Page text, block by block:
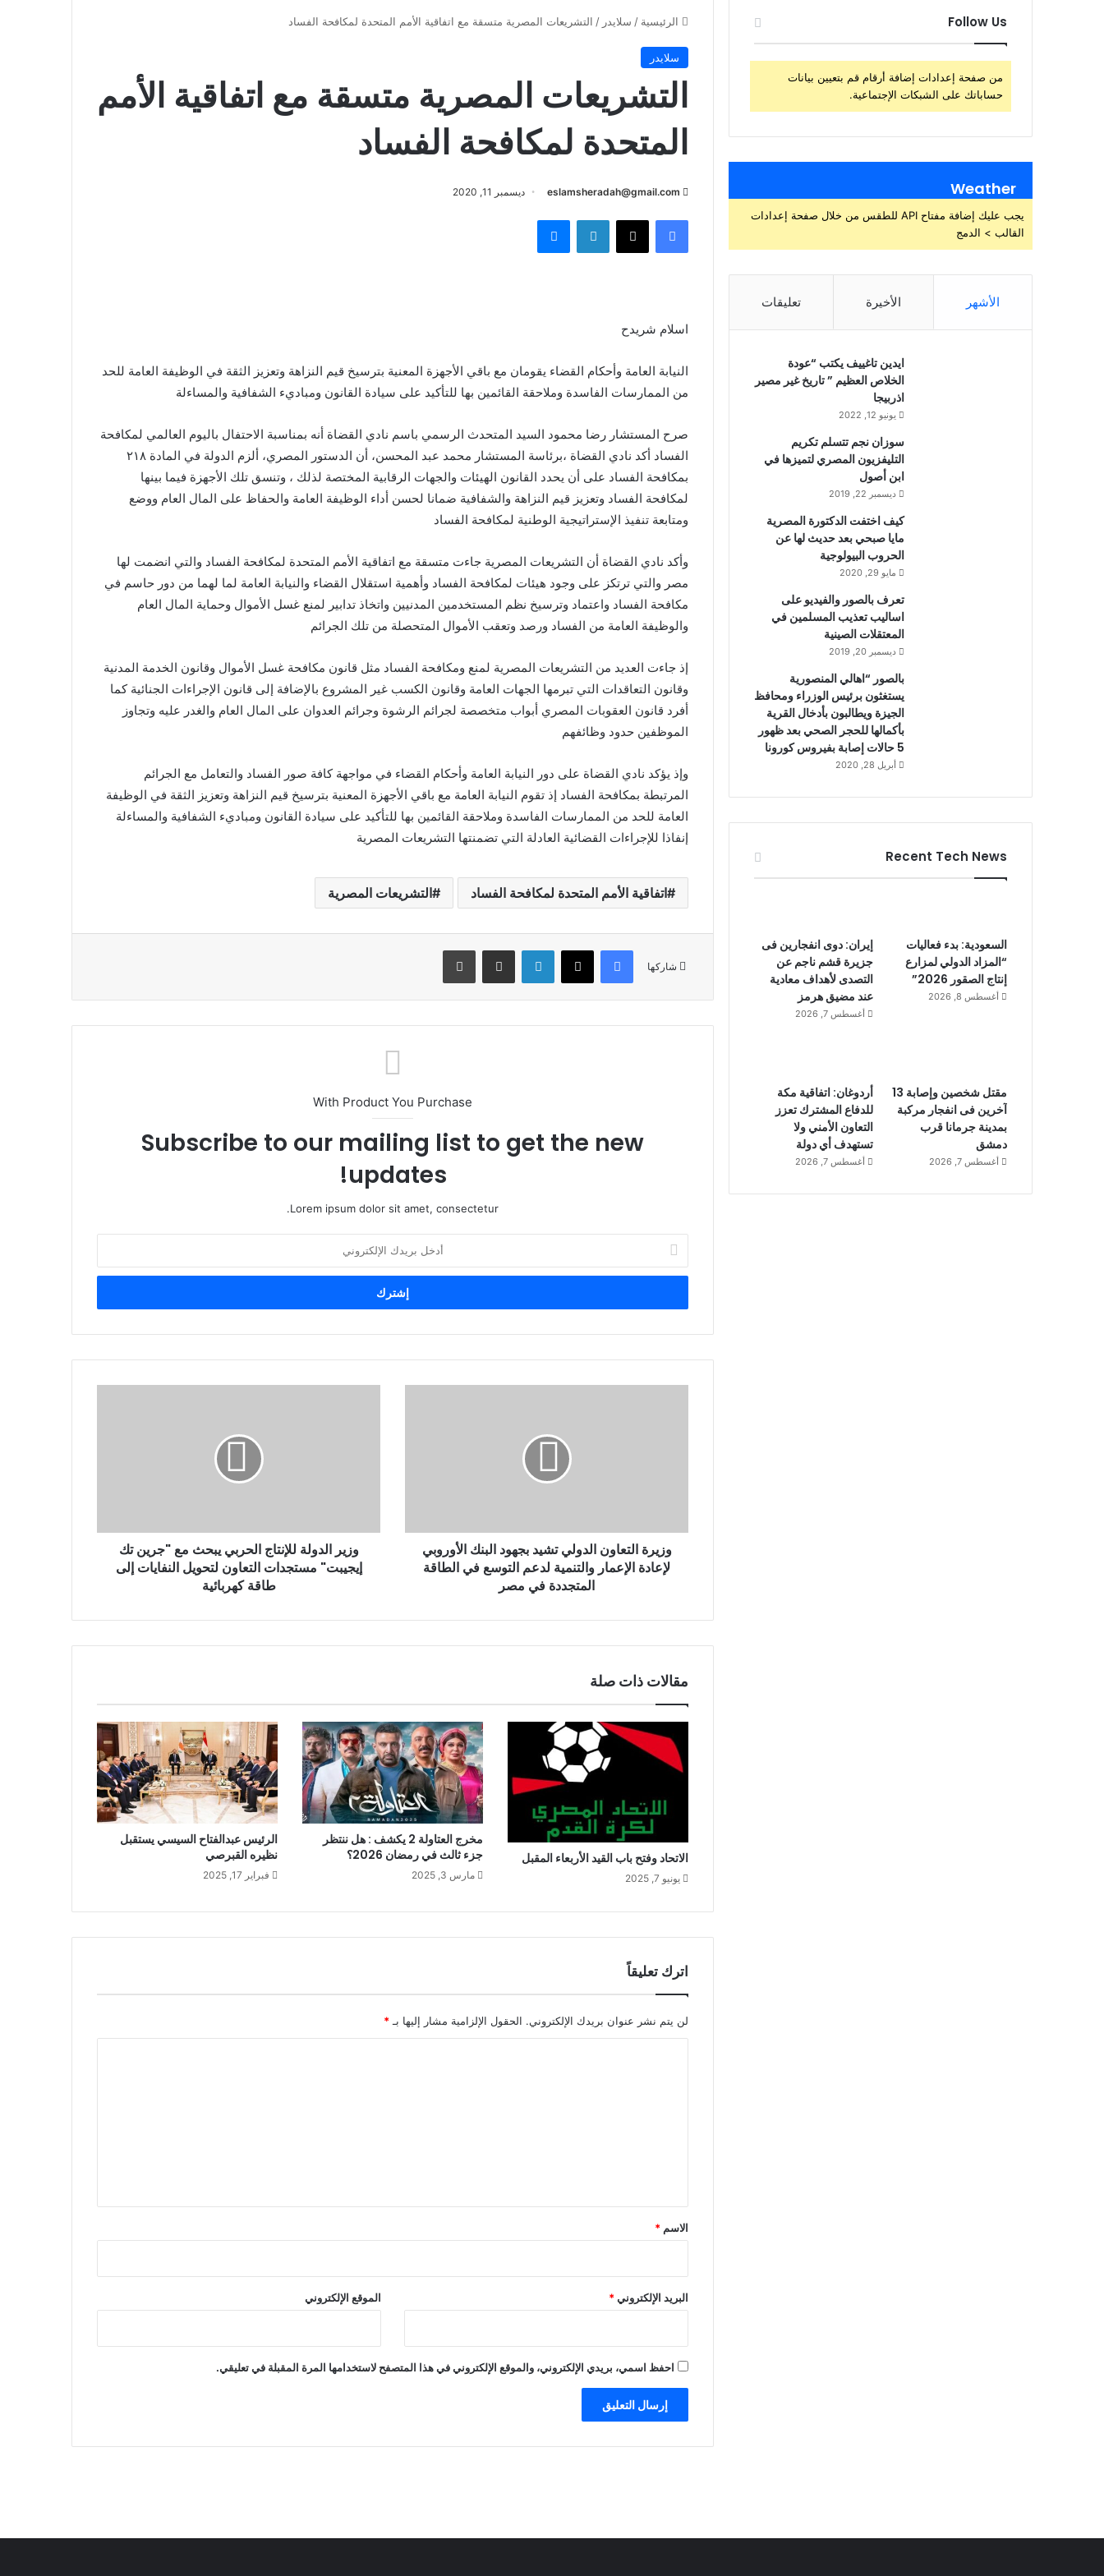
الرئيسية / سلايدر / التشريعات المصرية متسقة مع اتفاقية الأمم المتحدة لمكافحة الفساد
سلايدر
التشريعات المصرية متسقة مع اتفاقية الأمم
المتحدة لمكافحة الفساد
eslamsheradah@gmail.com ديسمبر 11, 2020
فيسبوك لينكدإن
اسلام شريدح
النيابة العامة وأحكام القضاء يقومان مع باقي الأجهزة المعنية بترسيخ قيم النزاهة وتعزيز الثقة في الوظيفة العامة للحد
من الممارسات الفاسدة وملاحقة القائمين بها للتأكيد على سيادة القانون ومباديء الشفافية والمساءلة
صرح المستشار رضا محمود السيد المتحدث الرسمي باسم نادي القضاة أنه بمناسبة الاحتفال باليوم العالمي لمكافحة
الفساد أكد نادي القضاة ،برئاسة المستشار محمد عبد المحسن، أن الدستور المصري، ألزم الدولة في المادة ٢١٨
بمكافحة الفساد على أن يحدد القانون الهيئات والجهات الرقابية المختصة لذلك ، وتنسق تلك الأجهزة فيما بينها
لمكافحة الفساد وتعزيز قيم النزاهة والشفافية ضمانا لحسن أداء الوظيفة العامة والحفاظ على المال العام ووضع
ومتابعة تنفيذ الإستراتيجية الوطنية لمكافحة الفساد
وأكد نادي القضاة أن التشريعات المصرية جاءت متسقة مع اتفاقية الأمم المتحدة لمكافحة الفساد والتي انضمت لها
مصر والتي ترتكز على وجود هيئات لمكافحة الفساد وأهمية استقلال القضاء والنيابة العامة لما لهما من دور حاسم في
مكافحة الفساد واعتماد وترسيخ نظم المستخدمين المدنيين واتخاذ تدابير لمنع غسل الأموال وحماية المال العام
والوظيفة العامة من الفساد ورصد وتعقب الأموال المتحصلة من تلك الجرائم
إذ جاءت العديد من التشريعات المصرية لمنع ومكافحة الفساد مثل قانون مكافحة غسل الأموال وقانون الخدمة المدنية
وقانون التعاقدات التي تبرمها الجهات العامة وقانون الكسب غير المشروع بالإضافة إلى قانون الإجراءات الجنائية كما
أفرد قانون العقوبات المصري أبواب متخصصة لجرائم الرشوة وجرائم العدوان على المال العام والغدر عليه وتجاوز
الموظفين حدود وظائفهم
وإذ يؤكد نادي القضاة على دور النيابة العامة وأحكام القضاء في مواجهة كافة صور الفساد والتعامل مع الجرائم
المرتبطة بمكافحة الفساد إذ تقوم النيابة العامة مع باقي الأجهزة المعنية بترسيخ قيم النزاهة وتعزيز الثقة في الوظيفة
العامة للحد من الممارسات الفاسدة وملاحقة القائمين بها للتأكيد على سيادة القانون ومباديء الشفافية والمساءلة
إنفاذا للإجراءات القضائية العادلة التي تضمنتها التشريعات المصرية
اتفاقية الأمم المتحدة لمكافحة الفساد التشريعات المصرية
شاركها
فيسبوك لينكدإن
With Product You Purchase
Subscribe to our mailing list to get the new
updates!
Lorem ipsum dolor sit amet, consectetur.
خ
ب
د
ن
وزيرة التعاون الدولي تشيد بجهود البنك الأوروبي
لإعادة الإعمار والتنمية لدعم التوسع في الطاقة
المتجددة في مصر
وزير الدولة للإنتاج الحربي يبحث مع "جرين تك
إيجيبت" مستجدات التعاون لتحويل النفايات إلى
طاقة كهربائية
مقالات ذات صلة
الاتحاد وفتح باب القيد الأربعاء المقبل
يونيو 7, 2025
مخرج العتاولة 2 يكشف : هل ننتظر
جزء ثالث في رمضان 2026؟
مارس 3, 2025
الرئيس عبدالفتاح السيسي يستقبل
نظيره القبرصي
فبراير 17, 2025
اترك تعليقاً
لن يتم نشر عنوان بريدك الإلكتروني. الحقول الإلزامية مشار إليها بـ *
*
الاسم *
البريد الإلكتروني* الموقع الإلكتروني
احفظ اسمي، بريدي الإلكتروني، والموقع الإلكتروني في هذا المتصفح لاستخدامها المرة المقبلة في تعليقي.
Follow Us
من صفحة إعدادات إضافة أرقام قم بتعيين بيانات
حساباتك على الشبكات الإجتماعية.
Weather
يجب عليك إضافة مفتاح API للطقس من خلال صفحة إعدادات
القالب > الدمج
الأشهر الأخيرة تعليقات
ايدين تاغييف يكتب “عودة
الخلاص العظيم ” تاريخ غير مصير
اذربيجا
يونيو 12, 2022
سوزان نجم تتسلم تكريم
التليفزيون المصري لتميزها في
ابن أصول
ديسمبر 22, 2019
كيف اختفت الدكتورة المصرية
مايا صبحي بعد حديث لها عن
الحروب البيولوجية
مايو 29, 2020
تعرف بالصور والفيديو على
اساليب تعذيب المسلمين في
المعتقلات الصينية
ديسمبر 20, 2019
بالصور “اهالي المنصورية
يستغثون برئيس الوزراء ومحافظ
الجيزة ويطالبون بأدخال القرية
بأكمالها للحجر الصحي بعد ظهور
5 حالات إصابة بفيروس كورونا
أبريل 28, 2020
Recent Tech News
السعودية: بدء فعاليات
“المزاد الدولي لمزارع
إنتاج الصقور 2026”
أغسطس 8, 2026
إيران: دوى انفجارين فى
جزيرة قشم ناجم عن
التصدى لأهداف معادية
عند مضيق هرمز
أغسطس 7, 2026
مقتل شخصين وإصابة 13
آخرين فى انفجار مركبة
بمدينة جرمانا قرب
دمشق
أغسطس 7, 2026
أردوغان: اتفاقية مكة
للدفاع المشترك تعزز
التعاون الأمني ولا
تستهدف أي دولة
أغسطس 7, 2026